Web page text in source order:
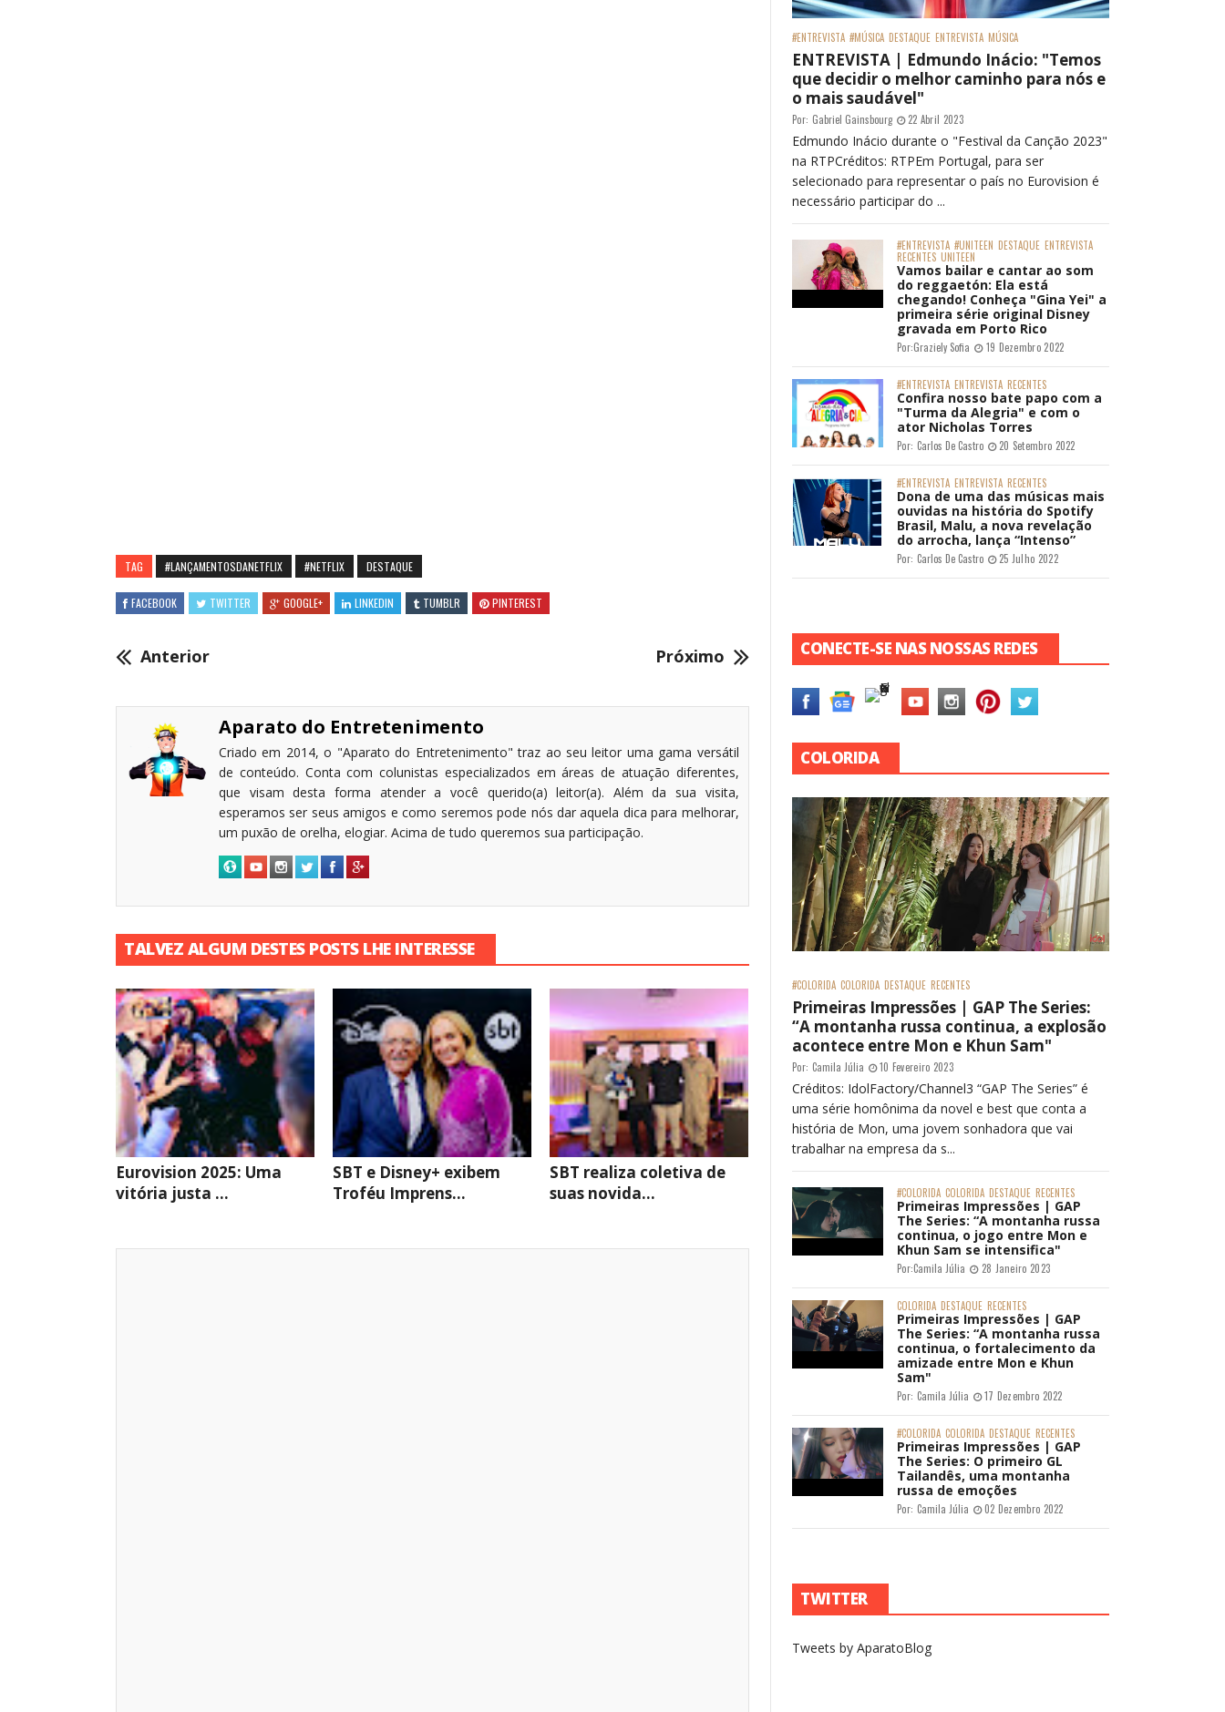
TAG #LANÇAMENTOSDANETFLIX #NETFLIX DESTAQUE
FACEBOOK TWITTER GOOGLE+ LINKEDIN TUMBLR PINTEREST
Anterior Próximo
Aparato do Entretenimento
Criado em 2014, o "Aparato do Entretenimento" traz ao seu leitor uma gama versátil
de conteúdo. Conta com colunistas especializados em áreas de atuação diferentes,
que visam desta forma atender a você querido(a) leitor(a). Além da sua visita,
esperamos ser seus amigos e como seremos pode nós dar aquela dica para melhorar,
um puxão de orelha, elogiar. Acima de tudo queremos sua participação.
TALVEZ ALGUM DESTES POSTS LHE INTERESSE
Eurovision 2025: Uma
vitória justa ...
SBT e Disney+ exibem
Troféu Imprens...
SBT realiza coletiva de
suas novida...
#ENTREVISTA #MÚSICA DESTAQUE ENTREVISTA MÚSICA
ENTREVISTA | Edmundo Inácio: "Temos
que decidir o melhor caminho para nós e
o mais saudável"
Por: Gabriel Gainsbourg 22 Abril 2023
Edmundo Inácio durante o "Festival da Canção 2023"
na RTPCréditos: RTPEm Portugal, para ser
selecionado para representar o país no Eurovision é
necessário participar do ...
#ENTREVISTA #UNITEEN DESTAQUE ENTREVISTA
RECENTES UNITEEN
Vamos bailar e cantar ao som
do reggaetón: Ela está
chegando! Conheça "Gina Yei" a
primeira série original Disney
gravada em Porto Rico
Por:Graziely Sofia 19 Dezembro 2022
#ENTREVISTA ENTREVISTA RECENTES
Confira nosso bate papo com a
"Turma da Alegria" e com o
ator Nicholas Torres
Por: Carlos De Castro 20 Setembro 2022
#ENTREVISTA ENTREVISTA RECENTES
Dona de uma das músicas mais
ouvidas na história do Spotify
Brasil, Malu, a nova revelação
do arrocha, lança “Intenso”
Por: Carlos De Castro 25 Julho 2022
CONECTE-SE NAS NOSSAS REDES
COLORIDA
#COLORIDA COLORIDA DESTAQUE RECENTES
Primeiras Impressões | GAP The Series:
“A montanha russa continua, a explosão
acontece entre Mon e Khun Sam"
Por: Camila Júlia 10 Fevereiro 2023
Créditos: IdolFactory/Channel3 “GAP The Series” é
uma série homônima da novel e best que conta a
história de Mon, uma jovem sonhadora que vai
trabalhar na empresa da s...
#COLORIDA COLORIDA DESTAQUE RECENTES
Primeiras Impressões | GAP
The Series: “A montanha russa
continua, o jogo entre Mon e
Khun Sam se intensifica"
Por:Camila Júlia 28 Janeiro 2023
COLORIDA DESTAQUE RECENTES
Primeiras Impressões | GAP
The Series: “A montanha russa
continua, o fortalecimento da
amizade entre Mon e Khun
Sam"
Por: Camila Júlia 17 Dezembro 2022
#COLORIDA COLORIDA DESTAQUE RECENTES
Primeiras Impressões | GAP
The Series: O primeiro GL
Tailandês, uma montanha
russa de emoções
Por: Camila Júlia 02 Dezembro 2022
TWITTER
Tweets by AparatoBlog